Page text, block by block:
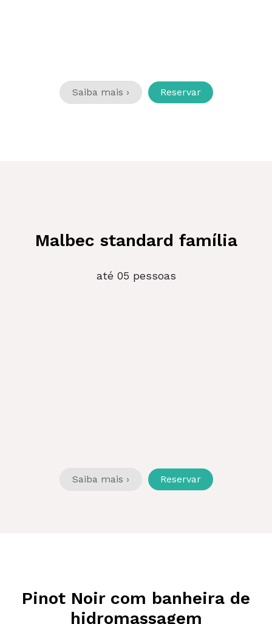
Saiba mais › Reservar
Malbec standard família
até 05 pessoas
Saiba mais › Reservar
Pinot Noir com banheira de
hidromassagem